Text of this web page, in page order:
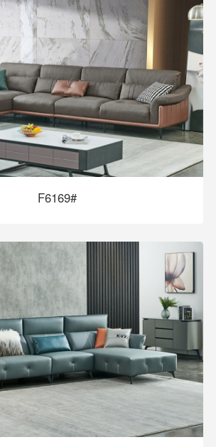
F6169#